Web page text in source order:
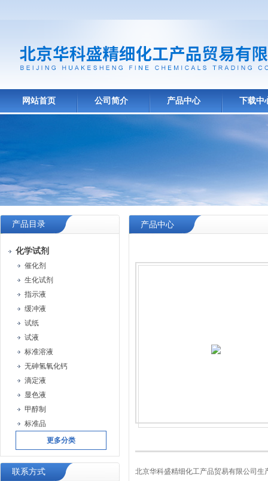
网站首页 公司简介 产品中心 下载中
产品目录
化学试剂
催化剂
生化试剂
指示液
缓冲液
试纸
试液
标准溶液
无砷氢氧化钙
滴定液
显色液
甲醇制
标准品
更多分类
联系方式
产品中心
北京华科盛精细化工产品贸易有限公司生